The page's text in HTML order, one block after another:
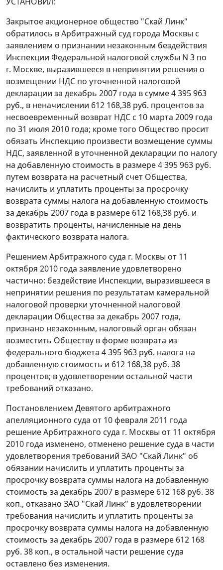
Закрытое акционерное общество "Скай Линк"
обратилось в Арбитражный суд города Москвы с
заявлением о признании незаконным бездействия
Инспекции Федеральной налоговой службы N 3 по
г. Москве, выразившееся в непринятии решения о
возмещении НДС по уточненной налоговой
декларации за декабрь 2007 года в сумме 4 395 963
руб., в неначислении 612 168,38 руб. процентов за
несвоевременный возврат НДС с 10 марта 2009 года
по 31 июля 2010 года; кроме того Общество просит
обязать Инспекцию произвести возмещение суммы
НДС, заявленной в уточненной декларации по налогу
на добавленную стоимость в размере 4 395 963 руб.
путем возврата на расчетный счет Общества,
начислить и уплатить проценты за просрочку
возврата суммы налога на добавленную стоимость
за декабрь 2007 года в размере 612 168,38 руб. и
возвратить проценты, начисленные на день
фактического возврата налога.
Решением Арбитражного суда г. Москвы от 11
октября 2010 года заявление удовлетворено
частично: бездействие Инспекции, выразившееся в
непринятии решения по результатам камеральной
налоговой проверки уточненной налоговой
декларации Общества за декабрь 2007 года,
признано незаконным, налоговый орган обязан
возместить Обществу в форме возврата из
федерального бюджета 4 395 963 руб. налога на
добавленную стоимость и 612 168,38 руб. 38
процентов; в удовлетворении остальной части
требований отказано.
Постановлением Девятого арбитражного
апелляционного суда от 10 февраля 2011 года
решение Арбитражного суда г. Москвы от 11 октября
2010 года изменено, отменено решение суда в части
удовлетворения требований ЗАО "Скай Линк" об
обязании начислить и уплатить проценты за
просрочку возврата суммы налога на добавленную
стоимость за декабрь 2007 в размере 612 168 руб. 38
коп., отказано ЗАО "Скай Линк" в удовлетворении
требования начислить и уплатить проценты за
просрочку возврата суммы налога на добавленную
стоимость за декабрь 2007 года в размере 612 168
руб. 38 коп., в остальной части решение суда
оставлено без изменения.